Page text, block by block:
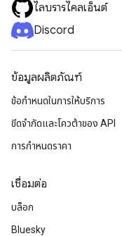
ไลบรารีไคลเอ็นต์
Discord
ข้อมูลผลิตภัณฑ์
ข้อกำหนดในการให้บริการ
ขีดจํากัดและโควต้าของ API
การกำหนดราคา
เชื่อมต่อ
บล็อก
Bluesky